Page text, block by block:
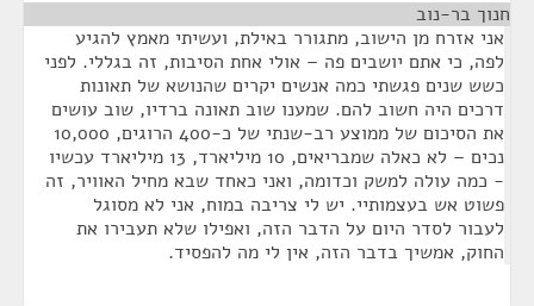
חנוך בר-נוב
אני אזרח מן הישוב, מתגורר באילת, ועשיתי מאמץ להגיע
לפה, כי אתם יושבים פה – אולי אחת הסיבות, זה בגללי. לפני
כשש שנים פגשתי כמה אנשים יקרים שהנושא של תאונות
דרכים היה חשוב להם. שמענו שוב תאונה ברדיו, שוב עושים
את הסיכום של ממוצע רב-שנתי של כ-400 הרוגים, 10,000
נכים – לא כאלה שמבריאים, 10 מיליארד, 13 מיליארד עכשיו
- כמה עולה למשק וכדומה, ואני כאחד שבא מחיל האוויר, זה
פשוט אש בעצמותיי. יש לי צריבה במוח, אני לא מסוגל
לעבור לסדר היום על הדבר הזה, ואפילו שלא תעבירו את
החוק, אמשיך בדבר הזה, אין לי מה להפסיד.